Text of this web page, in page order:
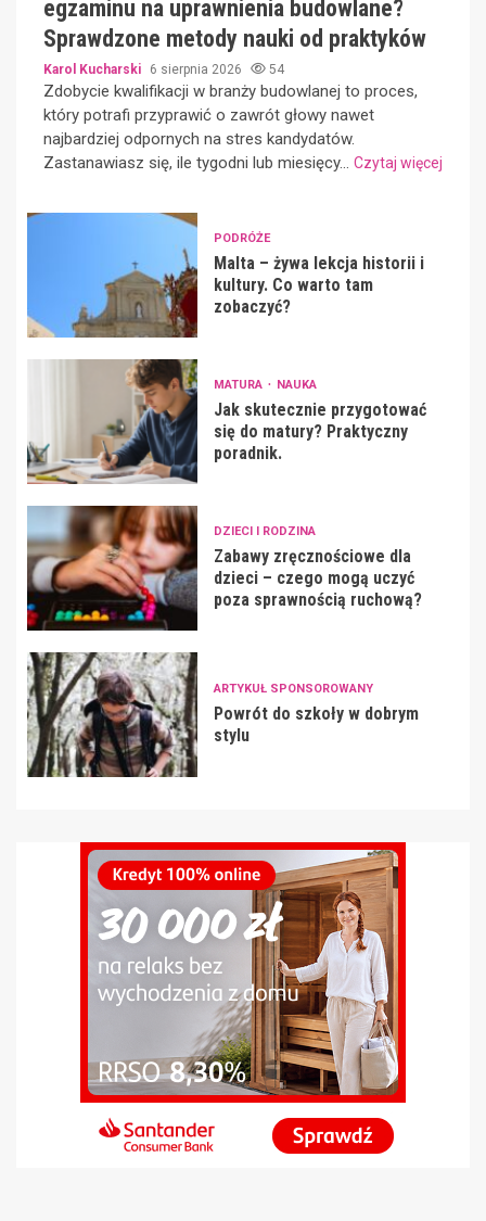
egzaminu na uprawnienia budowlane?
Sprawdzone metody nauki od praktyków
Karol Kucharski 6 sierpnia 2026 54
Zdobycie kwalifikacji w branży budowlanej to proces,
który potrafi przyprawić o zawrót głowy nawet
najbardziej odpornych na stres kandydatów.
Zastanawiasz się, ile tygodni lub miesięcy... Czytaj więcej
PODRÓŻE
Malta – żywa lekcja historii i
kultury. Co warto tam
zobaczyć?
MATURA NAUKA
Jak skutecznie przygotować
się do matury? Praktyczny
poradnik.
DZIECI I RODZINA
Zabawy zręcznościowe dla
dzieci – czego mogą uczyć
poza sprawnością ruchową?
ARTYKUŁ SPONSOROWANY
Powrót do szkoły w dobrym
stylu